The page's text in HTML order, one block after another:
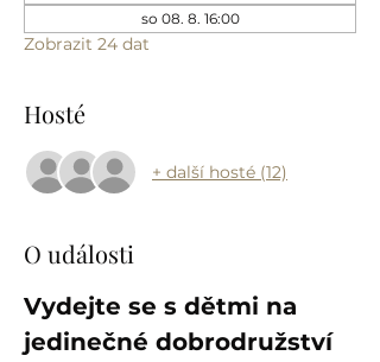
so 08. 8. 16:00
Zobrazit 24 dat
Hosté
+ další hosté (12)
O události
Vydejte se s dětmi na
jedinečné dobrodružství